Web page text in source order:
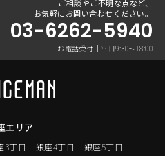
ご相談やご不明な点など、
お気軽にお問い合わせください。
03-6262-5940
お電話受付｜平日9:30〜18:00
エリア
3丁目 銀座4丁目
銀座5丁目